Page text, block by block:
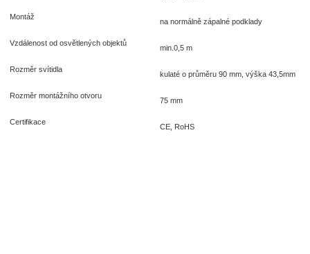
Montáž
na normálně zápalné podklady
Vzdálenost od osvětlených objektů
min.0,5 m
Rozměr svítidla
kulaté o průměru 90 mm, výška 43,5mm
Rozměr montážního otvoru
75 mm
Certifikace
CE, RoHS